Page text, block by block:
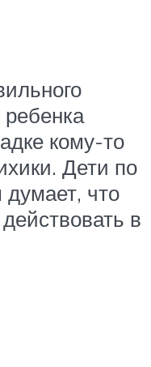
кому-то
Дети по
что
в